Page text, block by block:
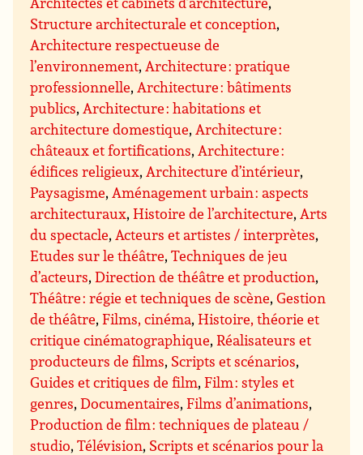
Structure architecturale et conception,
Architecture respectueuse de
l’environnement,Architecture : pratique
professionnelle,Architecture : bâtiments
publics,Architecture : habitations et
architecture domestique,Architecture :
châteaux et fortifications,Architecture :
édifices religieux,Architecture d’intérieur,
Paysagisme,Aménagement urbain : aspects
architecturaux,Histoire de l’architecture,Arts
du spectacle,Acteurs et artistes / interprètes,
Etudes sur le théâtre,Techniques de jeu
d’acteurs,Direction de théâtre et production,
Théâtre : régie et techniques de scène,Gestion
de théâtre,Films, cinéma,Histoire, théorie et
critique cinématographique,Réalisateurs et
producteurs de films, Scripts et scénarios,
Guides et critiques de film,Film : styles et
genres,Documentaires,Films d’animations,
Production de film : techniques de plateau /
studio,Télévision, Scripts et scénarios pour la